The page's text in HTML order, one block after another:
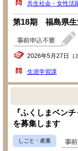
共生社会・女性活
第18期 福島県生
2026年5月27日（
生涯学習課
『ふくしまベン
を募集します
しごと・産業